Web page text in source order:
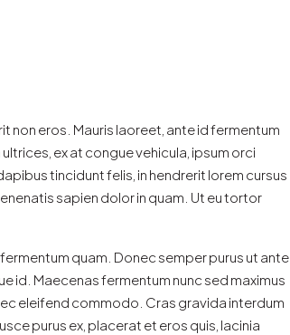
non eros. Mauris laoreet, ante id fermentum
ex at congue vehicula, ipsum orci
tincidunt felis, in hendrerit lorem cursus
sapien dolor in quam. Ut eu tortor
quam. Donec semper purus ut ante
id. Maecenas fermentum nunc sed maximus
eleifend commodo. Cras gravida interdum
purus ex, placerat et eros quis, lacinia